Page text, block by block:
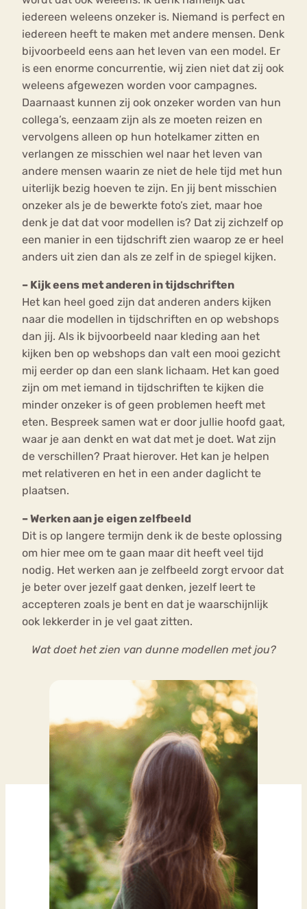
iedereen weleens onzeker is. Niemand is perfect en
iedereen heeft te maken met andere mensen. Denk
bijvoorbeeld eens aan het leven van een model. Er
is een enorme concurrentie, wij zien niet dat zij ook
weleens afgewezen worden voor campagnes.
Daarnaast kunnen zij ook onzeker worden van hun
collega’s, eenzaam zijn als ze moeten reizen en
vervolgens alleen op hun hotelkamer zitten en
verlangen ze misschien wel naar het leven van
andere mensen waarin ze niet de hele tijd met hun
uiterlijk bezig hoeven te zijn. En jij bent misschien
onzeker als je de bewerkte foto’s ziet, maar hoe
denk je dat dat voor modellen is? Dat zij zichzelf op
een manier in een tijdschrift zien waarop ze er heel
anders uit zien dan als ze zelf in de spiegel kijken.
– Kijk eens met anderen in tijdschriften
Het kan heel goed zijn dat anderen anders kijken
naar die modellen in tijdschriften en op webshops
dan jij. Als ik bijvoorbeeld naar kleding aan het
kijken ben op webshops dan valt een mooi gezicht
mij eerder op dan een slank lichaam. Het kan goed
zijn om met iemand in tijdschriften te kijken die
minder onzeker is of geen problemen heeft met
eten. Bespreek samen wat er door jullie hoofd gaat,
waar je aan denkt en wat dat met je doet. Wat zijn
de verschillen? Praat hierover. Het kan je helpen
met relativeren en het in een ander daglicht te
plaatsen.
– Werken aan je eigen zelfbeeld
Dit is op langere termijn denk ik de beste oplossing
om hier mee om te gaan maar dit heeft veel tijd
nodig. Het werken aan je zelfbeeld zorgt ervoor dat
je beter over jezelf gaat denken, jezelf leert te
accepteren zoals je bent en dat je waarschijnlijk
ook lekkerder in je vel gaat zitten.
Wat doet het zien van dunne modellen met jou?